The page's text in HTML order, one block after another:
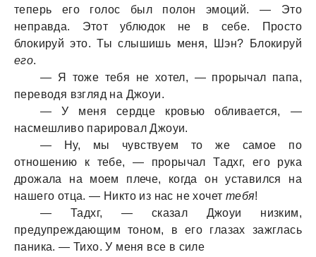
теперь его голос был полон эмоций. — Это
неправда. Этот ублюдок не в себе. Просто
блокируй это. Ты слышишь меня, Шэн? Блокируй
его.
— Я тоже тебя не хотел, — прорычал папа,
переводя взгляд на Джоуи.
— У меня сердце кровью обливается, —
насмешливо парировал Джоуи.
— Ну, мы чувствуем то же самое по
отношению к тебе, — прорычал Тадхг, его рука
дрожала на моем плече, когда он уставился на
нашего отца. — Никто из нас не хочет тебя!
— Тадхг, — сказал Джоуи низким,
предупреждающим тоном, в его глазах зажглась
паника. — Тихо. У меня все в силе